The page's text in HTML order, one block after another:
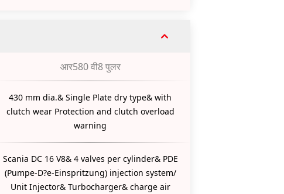
आर580 वी8 पुलर
430 mm dia.& Single Plate dry type& with
clutch wear Protection and clutch overload
warning
Scania DC 16 V8& 4 valves per cylinder& PDE
(Pumpe-D?e-Einspritzung) injection system/
Unit Injector& Turbocharger& charge air